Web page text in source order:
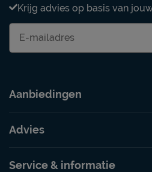
Krijg advies op basis van
Aanbiedingen
Advies
Service & informatie